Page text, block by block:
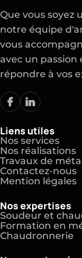
Que vous soyez
notre équipe
vous
avec un
répondre à vos
Liens utiles
Nos services
Nos réalisations
Travaux de
Contactez-nous
Mention légales
Nos expertises
Soudeur et
Formation en
Chaudronnerie